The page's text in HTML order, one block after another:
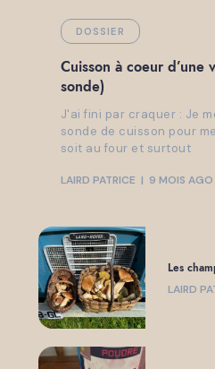
DOSSIER
Cuisson à coeur d’une
sonde)
J'ai fini par craquer : Je
sonde de cuisson pour
soit au four et surtout
LAIRD PATRICE 9 MOIS AGO
Les
LAIRD